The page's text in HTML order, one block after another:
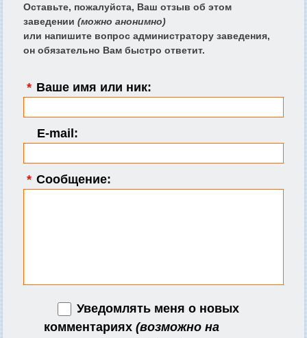
Оставьте, пожалуйста, Ваш отзыв об этом
заведении (можно анонимно)
или напишите вопрос администратору заведения,
он обязательно Вам быстро ответит.
* Ваше имя или ник:
E-mail:
* Сообщение:
Уведомлять меня о новых
комментариях (возможно на